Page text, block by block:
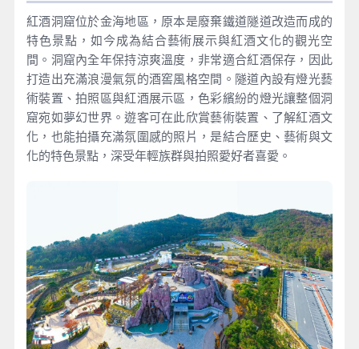
紅酒洞窟位於金海地區，原本是廢棄鐵道隧道改造而成的
特色景點，如今成為結合藝術展示與紅酒文化的觀光空
間。洞窟內全年保持涼爽溫度，非常適合紅酒保存，因此
打造出充滿浪漫氣氛的酒窖風格空間。隧道內設有燈光藝
術裝置、拍照區與紅酒展示區，色彩繽紛的燈光讓整個洞
窟宛如夢幻世界。遊客可在此欣賞藝術裝置、了解紅酒文
化，也能拍攝充滿氛圍感的照片，是結合歷史、藝術與文
化的特色景點，深受年輕族群與拍照愛好者喜愛。